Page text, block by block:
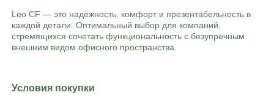
Leo CF — это надёжность, комфорт и презентабельность в
каждой детали. Оптимальный выбор для компаний,
стремящихся сочетать функциональность с безупречным
внешним видом офисного пространства.
Условия покупки